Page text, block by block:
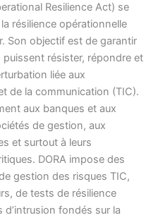
Resilience Act) se
résilience opérationnelle
Son objectif est de garantir
résister, répondre et
liée aux
de la communication (TIC).
aux banques et aux
de gestion, aux
et surtout à leurs
DORA impose des
gestion des risques TIC,
de tests de résilience
fondés sur la